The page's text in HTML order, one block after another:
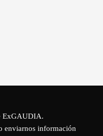
ExGAUDIA.
enviarnos información